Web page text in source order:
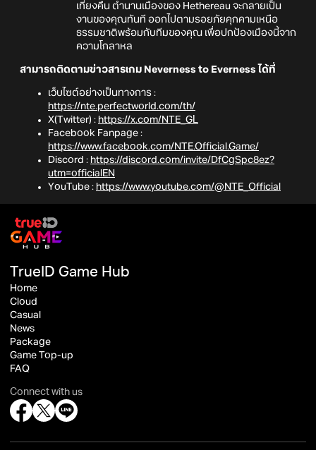
เที่ยงคืน ตำนานเมืองของ Hethereau จะกลายเป็น
งานของคุณทันที ออกไปตามรอยภัยคุกคามเหนือ
ธรรมชาติพร้อมกับทีมของคุณ เพื่อปกป้องเมืองนี้จาก
ความโกลาหล
สามารถติดตามข่าวสารเกม Neverness to Everness ได้ที่
เว็บไซต์อย่างเป็นทางการ :
https://nte.perfectworld.com/th/
X(Twitter) : https://x.com/NTE_GL
Facebook Fanpage :
https://www.facebook.com/NTE.Official.Game/
Discord : https://discord.com/invite/DfCgSpc8ez?
utm=officialEN
YouTube : https://www.youtube.com/@NTE_Official
TrueID Game Hub
Home
Cloud
Casual
News
Package
Game Top-up
FAQ
Connect with us